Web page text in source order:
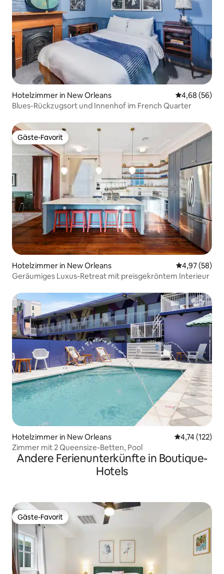
Hotelzimmer in New Orleans
4,68 (56)
Blues-Rückzugsort und Innenhof im French Quarter
Gäste-Favorit
Gäste-Favorit
Hotelzimmer in New Orleans
4,97 (58)
Geräumiges Luxus-Retreat mit preisgekröntem Interieur
Hotelzimmer in New Orleans
4,74 (122)
Zimmer mit 2 Queensize-Betten, Pool
Andere Ferienunterkünfte in Boutique-
Hotels
Gäste-Favorit
Gäste-Favorit